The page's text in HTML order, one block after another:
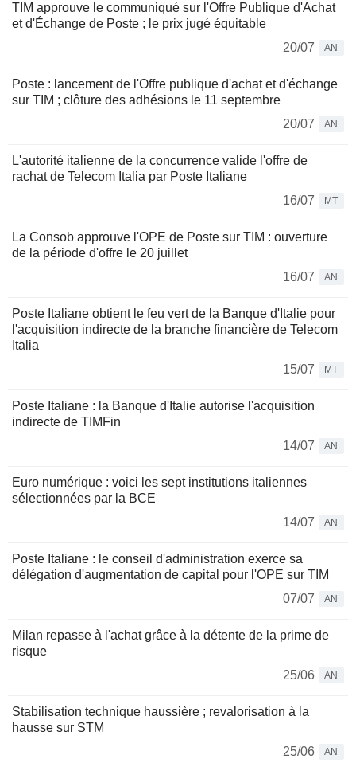
TIM approuve le communiqué sur l'Offre Publique d'Achat
et d'Échange de Poste ; le prix jugé équitable
20/07
AN
Poste : lancement de l'Offre publique d'achat et d'échange
sur TIM ; clôture des adhésions le 11 septembre
20/07
AN
L'autorité italienne de la concurrence valide l'offre de
rachat de Telecom Italia par Poste Italiane
16/07
MT
La Consob approuve l'OPE de Poste sur TIM : ouverture
de la période d'offre le 20 juillet
16/07
AN
Poste Italiane obtient le feu vert de la Banque d'Italie pour
l'acquisition indirecte de la branche financière de Telecom
Italia
15/07
MT
Poste Italiane : la Banque d'Italie autorise l'acquisition
indirecte de TIMFin
14/07
AN
Euro numérique : voici les sept institutions italiennes
sélectionnées par la BCE
14/07
AN
Poste Italiane : le conseil d'administration exerce sa
délégation d'augmentation de capital pour l'OPE sur TIM
07/07
AN
Milan repasse à l'achat grâce à la détente de la prime de
risque
25/06
AN
Stabilisation technique haussière ; revalorisation à la
hausse sur STM
25/06
AN